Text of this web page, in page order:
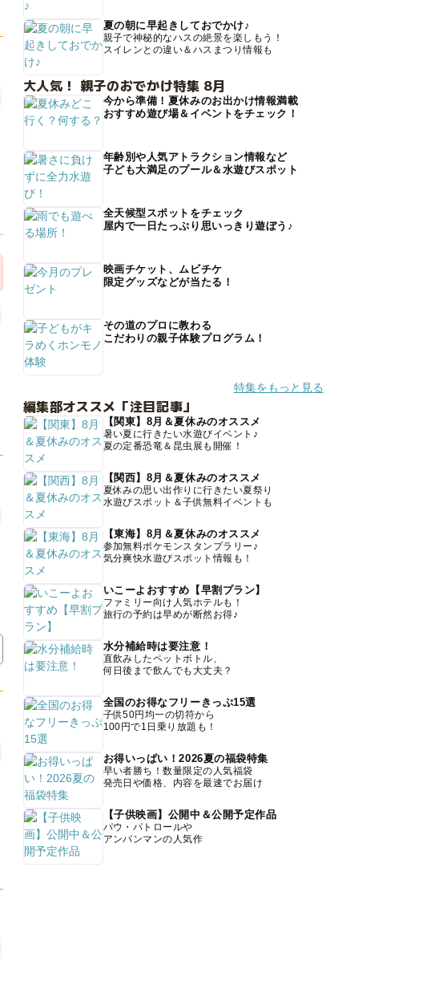
夏の朝に早起きしておでかけ♪
親子で神秘的なハスの絶景を楽しもう！
スイレンとの違い＆ハスまつり情報も
大人気！ 親子のおでかけ特集 8月
今から準備！夏休みのお出かけ情報満載
おすすめ遊び場＆イベントをチェック！
年齢別や人気アトラクション情報など
子ども大満足のプール＆水遊びスポット
全天候型スポットをチェック
屋内で一日たっぷり思いっきり遊ぼう♪
映画チケット、ムビチケ
限定グッズなどが当たる！
その道のプロに教わる
こだわりの親子体験プログラム！
特集をもっと見る
編集部オススメ「注目記事」
【関東】8月＆夏休みのオススメ
暑い夏に行きたい水遊びイベント♪
夏の定番恐竜＆昆虫展も開催！
【関西】8月＆夏休みのオススメ
夏休みの思い出作りに行きたい夏祭り
水遊びスポット＆子供無料イベントも
【東海】8月＆夏休みのオススメ
参加無料ポケモンスタンプラリー♪
気分爽快水遊びスポット情報も！
いこーよおすすめ【早割プラン】
ファミリー向け人気ホテルも！
旅行の予約は早めが断然お得♪
水分補給時は要注意！
直飲みしたペットボトル、
何日後まで飲んでも大丈夫？
全国のお得なフリーきっぷ15選
子供50円均一の切符から
100円で1日乗り放題も！
お得いっぱい！2026夏の福袋特集
早い者勝ち！数量限定の人気福袋
発売日や価格、内容を最速でお届け
【子供映画】公開中＆公開予定作品
パウ・パトロールや
アンパンマンの人気作